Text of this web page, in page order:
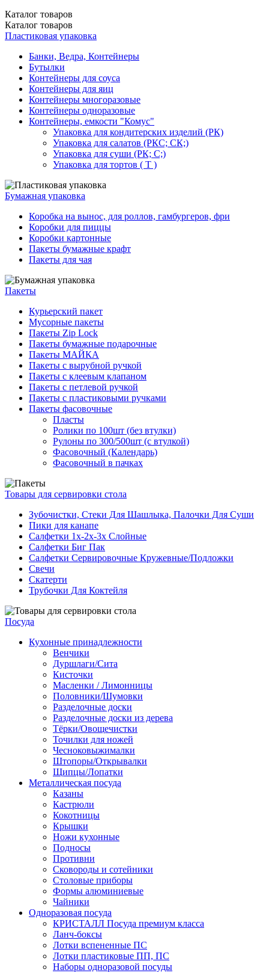
Каталог товаров
Каталог товаров
Пластиковая упаковка
Банки, Ведра, Контейнеры
Бутылки
Контейнеры для соуса
Контейнеры для яиц
Контейнеры многоразовые
Контейнеры одноразовые
Контейнеры, емкости "Комус"
Упаковка для кондитерских изделий (РК)
Упаковка для салатов (РКС; СК;)
Упаковка для суши (РК; С;)
Упаковка для тортов ( Т )
Бумажная упаковка
Коробка на вынос, для роллов, гамбургеров, фри
Коробки для пиццы
Коробки картонные
Пакеты бумажные крафт
Пакеты для чая
Пакеты
Курьерский пакет
Мусорные пакеты
Пакеты Zip Lock
Пакеты бумажные подарочные
Пакеты МАЙКА
Пакеты с вырубной ручкой
Пакеты с клеевым клапаном
Пакеты с петлевой ручкой
Пакеты с пластиковыми ручками
Пакеты фасовочные
Пласты
Ролики по 100шт (без втулки)
Рулоны по 300/500шт (с втулкой)
Фасовочный (Календарь)
Фасовочный в пачках
Товары для сервировки стола
Зубочистки, Стеки Для Шашлыка, Палочки Для Суши
Пики для канапе
Салфетки 1х-2х-3х Слойные
Салфетки Биг Пак
Салфетки Сервировочные Кружевные/Подложки
Свечи
Скатерти
Трубочки Для Коктейля
Посуда
Кухонные принадлежности
Венчики
Дуршлаги/Сита
Кисточки
Масленки / Лимонницы
Половники/Шумовки
Разделочные доски
Разделочные доски из дерева
Тёрки/Овощечистки
Точилки для ножей
Чесноковыжималки
Штопоры/Открывалки
Щипцы/Лопатки
Металлическая посуда
Казаны
Кастрюли
Кокотницы
Крышки
Ножи кухонные
Подносы
Противни
Сковороды и сотейники
Столовые приборы
Формы алюминиевые
Чайники
Одноразовая посуда
КРИСТАЛЛ Посуда премиум класса
Ланч-боксы
Лотки вспененные ПС
Лотки пластиковые ПП, ПС
Наборы одноразовой посуды